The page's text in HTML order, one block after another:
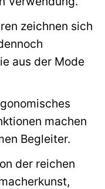
zeichnen sich
aus der Mode
machen
Begleiter.
der reichen